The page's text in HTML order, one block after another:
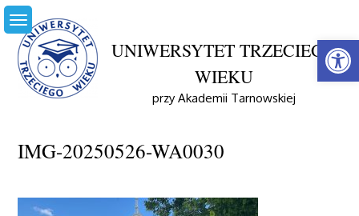
Skip
to
content
UNIWERSYTET TRZECIEGO
WIEKU
przy Akademii Tarnowskiej
Home
Aktualności
Magiczny Wieczór Z Chełmońskim
IMG-20250526-WA0030
IMG-20250526-WA0030